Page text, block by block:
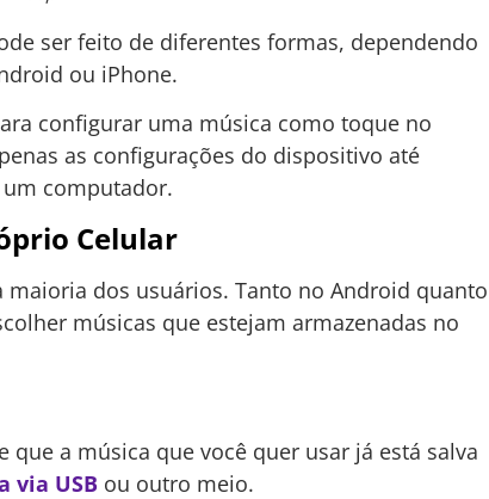
ser feito de diferentes formas, dependendo
ou iPhone.
configurar uma música como toque no
as configurações do dispositivo até
computador.
Celular
maioria dos usuários. Tanto no Android quanto
músicas que estejam armazenadas no
que a música que você quer usar já está salva
via USB ou outro meio.